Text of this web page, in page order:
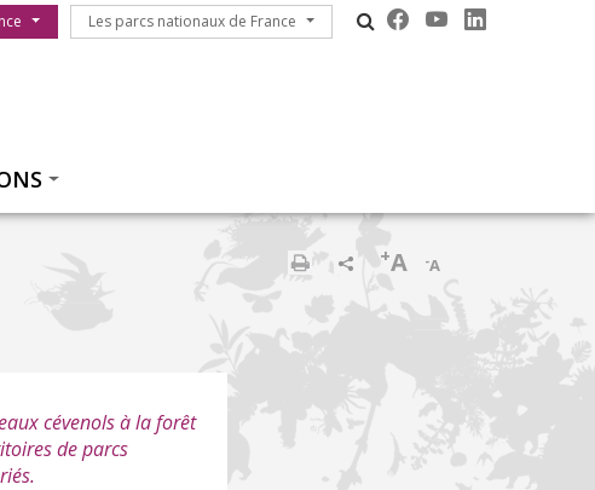
Les parcs nationaux de France
Les parcs nationaux de France
-A
+A
cévenols à la forêt
de parcs